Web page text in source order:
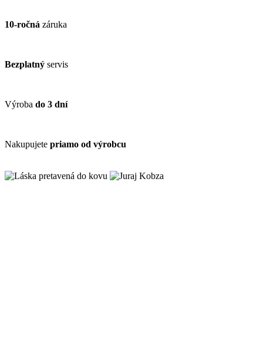
10-ročná záruka
Bezplatný servis
Výroba do 3 dní
Nakupujete priamo od výrobcu